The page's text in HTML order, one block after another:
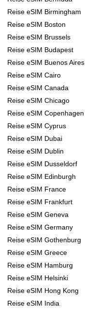
Reise eSIM Birmingham
Reise eSIM Boston
Reise eSIM Brussels
Reise eSIM Budapest
Reise eSIM Buenos Aires
Reise eSIM Cairo
Reise eSIM Canada
Reise eSIM Chicago
Reise eSIM Copenhagen
Reise eSIM Cyprus
Reise eSIM Dubai
Reise eSIM Dublin
Reise eSIM Dusseldorf
Reise eSIM Edinburgh
Reise eSIM France
Reise eSIM Frankfurt
Reise eSIM Geneva
Reise eSIM Germany
Reise eSIM Gothenburg
Reise eSIM Greece
Reise eSIM Hamburg
Reise eSIM Helsinki
Reise eSIM Hong Kong
Reise eSIM India